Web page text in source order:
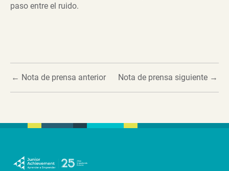
paso entre el ruido.
← Nota de prensa anterior Nota de prensa siguiente →